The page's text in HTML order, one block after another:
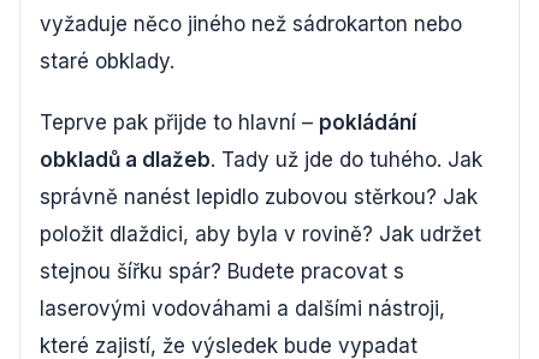
vyžaduje něco jiného než sádrokarton nebo
staré obklady.
Teprve pak přijde to hlavní – pokládání
obkladů a dlažeb. Tady už jde do tuhého. Jak
správně nanést lepidlo zubovou stěrkou? Jak
položit dlaždici, aby byla v rovině? Jak udržet
stejnou šířku spár? Budete pracovat s
laserovými vodováhami a dalšími nástroji,
které zajistí, že výsledek bude vypadat